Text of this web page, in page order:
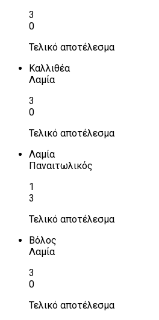
3
0
Τελικό αποτέλεσμα
Καλλιθέα
Λαμία
3
0
Τελικό αποτέλεσμα
Λαμία
Παναιτωλικός
1
3
Τελικό αποτέλεσμα
Βόλος
Λαμία
3
0
Τελικό αποτέλεσμα